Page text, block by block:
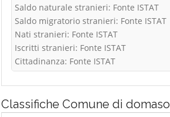
Saldo naturale stranieri: Fonte ISTAT
Saldo migratorio stranieri: Fonte ISTAT
Nati stranieri: Fonte ISTAT
Iscritti stranieri: Fonte ISTAT
Cittadinanza: Fonte ISTAT
Classifiche Comune di domaso